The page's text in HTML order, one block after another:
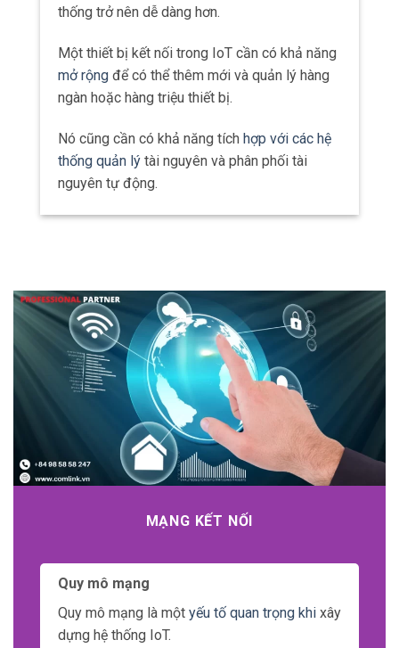
(Gbps).
Bảo mật và an ninh
trọng trong mạng kết nối trong IoT.
Với việc có ngày càng nhiều thiết bị được kết
Xác thực và ủy quyền là quá trình xác minh
danh tính của người dùng hoặc thiết bị
trước khicho phép truy cập vào hệ thống
IoT.
Điều này giúp ngăn chặn truy cập trái phép
và bảo vệ thông tin cá nhân của người
Mã hóa dữ liệu
Mã hóa dữ liệu là quá trình chuyển đổi dữ
được để ngăn chặn việc truy cập trái phép
Mã hóa dữ liệu giúp bảo vệ thông tin cá